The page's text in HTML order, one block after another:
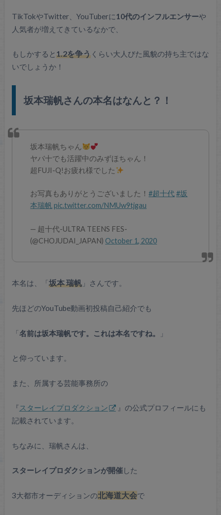
TikTokやTwitter、YouTuberに10代のインフルエンサーや
人気者が増えてきているなかで、
もしかすると1.2を争うくらい大人びた風貌の持ち主ではな
いでしょうか！
坂本瑞帆さんの本名はなんと？！
坂本瑞帆ちゃん
ヤバ十でも活躍中のみずほちゃん！
超FUJI-Q!お疲れ様でした
お写真もありがとうございました！#超十代#坂
本瑞帆pic.twitter.com/NMUw9tjgau
— 超十代-ULTRA TEENS FES-
(@CHOJUDAI_JAPAN) October 1, 2020
本名は、「坂本 瑞帆」さんです。
先ほどのYouTube動画初投稿自己紹介でも
「名前は坂本瑞帆です。これは本名ですね。 」
と仰っています。
また、所属する芸能事務所の
『スターレイプロダクション
』の公式プロフィールにも
記載されています。
ちなみに、瑞帆さんは、
スターレイプロダクションが開催した
3大都市オーディションの北海道大会で